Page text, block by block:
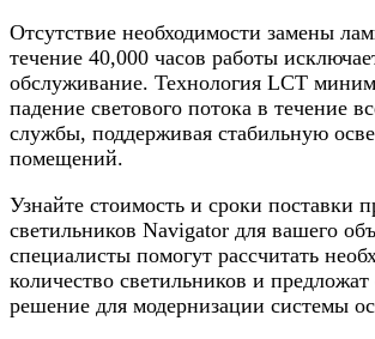
Отсутствие необходимости замены
течение 40,000 часов работы
обслуживание. Технология LCT
падение светового потока в течение
службы, поддерживая стабильную
помещений.
Узнайте стоимость и сроки поставки
светильников Navigator для вашего
специалисты помогут рассчитать
количество светильников и
решение для модернизации системы